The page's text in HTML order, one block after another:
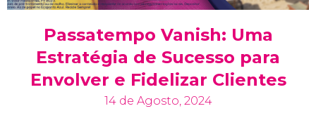
Passatempo Vanish: Uma
Estratégia de Sucesso para
Envolver e Fidelizar Clientes
14 de Agosto, 2024